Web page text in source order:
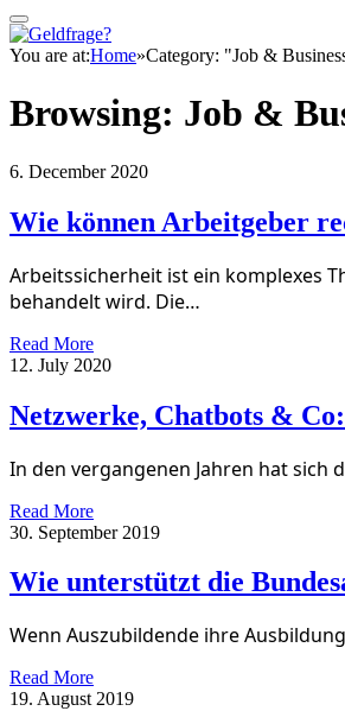
You are at:Home»Category: "Job &
Browsing: Job &
6. December 2020
Wie können Arbeitgeber
Arbeitssicherheit ist ein komplexes
behandelt wird. Die…
Read More
12. July 2020
Netzwerke, Chatbots &
In den vergangenen Jahren hat sich
Read More
30. September 2019
Wie unterstützt die
Wenn Auszubildende ihre
Read More
19. August 2019